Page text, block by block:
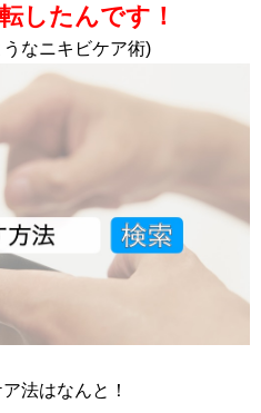
したんです！
なニキビケア術)
法はなんと！